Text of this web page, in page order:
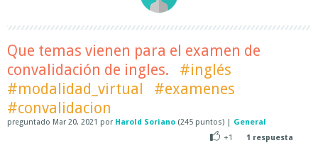
Que temas vienen para el examen de
convalidación de ingles.
#inglés
#modalidad_virtual
#examenes
#convalidacion
preguntado Mar 20, 2021 por Harold Soriano (245 puntos) | General
+1
1 respuesta